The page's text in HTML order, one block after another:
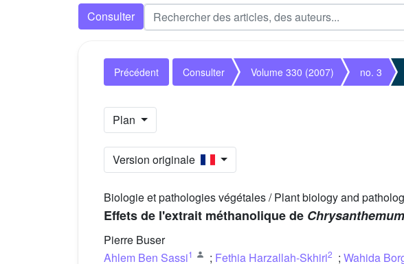
Consulter
Précédent Consulter Volume 330 (2007) no. 3
Plan
Version originale
Biologie et pathologies végétales / Plant biology and
Effets de l'extrait méthanolique de
Pierre Buser
Ahlem Ben Sassi1 ; Fethia Harzallah-Skhiri2 ; Wahida